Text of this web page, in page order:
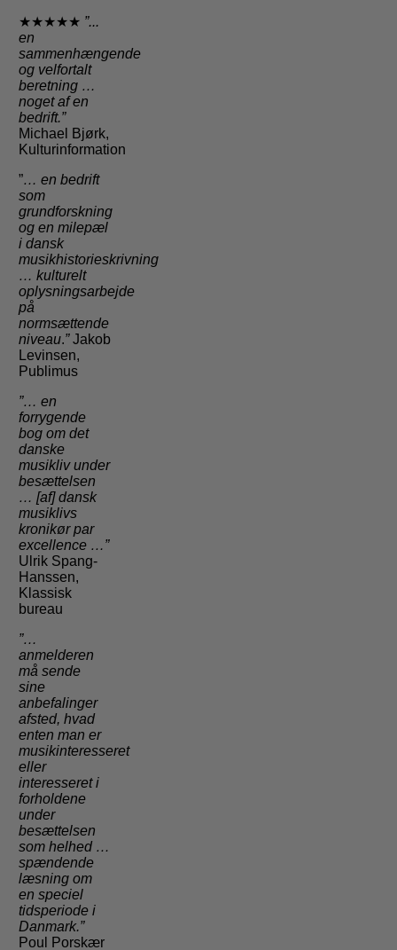
★★★★★ ”...
en
sammenhængende
og velfortalt
beretning …
noget af en
bedrift.”
Michael Bjørk,
Kulturinformation
”… en bedrift
som
grundforskning
og en milepæl
i dansk
musikhistorieskrivning
… kulturelt
oplysningsarbejde
på
normsættende
niveau.”Jakob
Levinsen,
Publimus
”… en
forrygende
bog om det
danske
musikliv under
besættelsen
… [af] dansk
musiklivs
kronikør par
excellence …”
Ulrik Spang-
Hanssen,
Klassisk
bureau
”…
anmelderen
må sende
sine
anbefalinger
afsted, hvad
enten man er
musikinteresseret
eller
interesseret i
forholdene
under
besættelsen
som helhed …
spændende
læsning om
en speciel
tidsperiode i
Danmark.”
Poul Porskær